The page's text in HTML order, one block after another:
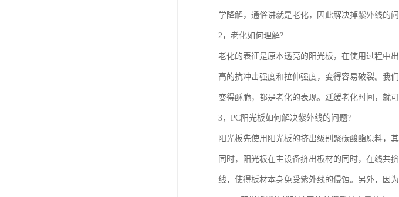
学降解，通俗讲就是老化，因此解决掉紫外线的
2，老化如何理解?
老化的表征是原本透亮的阳光板，在使用过程中
高的抗冲击强度和拉伸强度，变得容易破裂。我
变得酥脆，都是老化的表现。延缓老化时间，就可
3，PC阳光板如何解决紫外线的问题?
阳光板先使用阳光板的挤出级别聚碳酸酯原料，
同时，阳光板在主设备挤出板材的同时，在线共
线，使得板材本身免受紫外线的侵蚀。另外，因